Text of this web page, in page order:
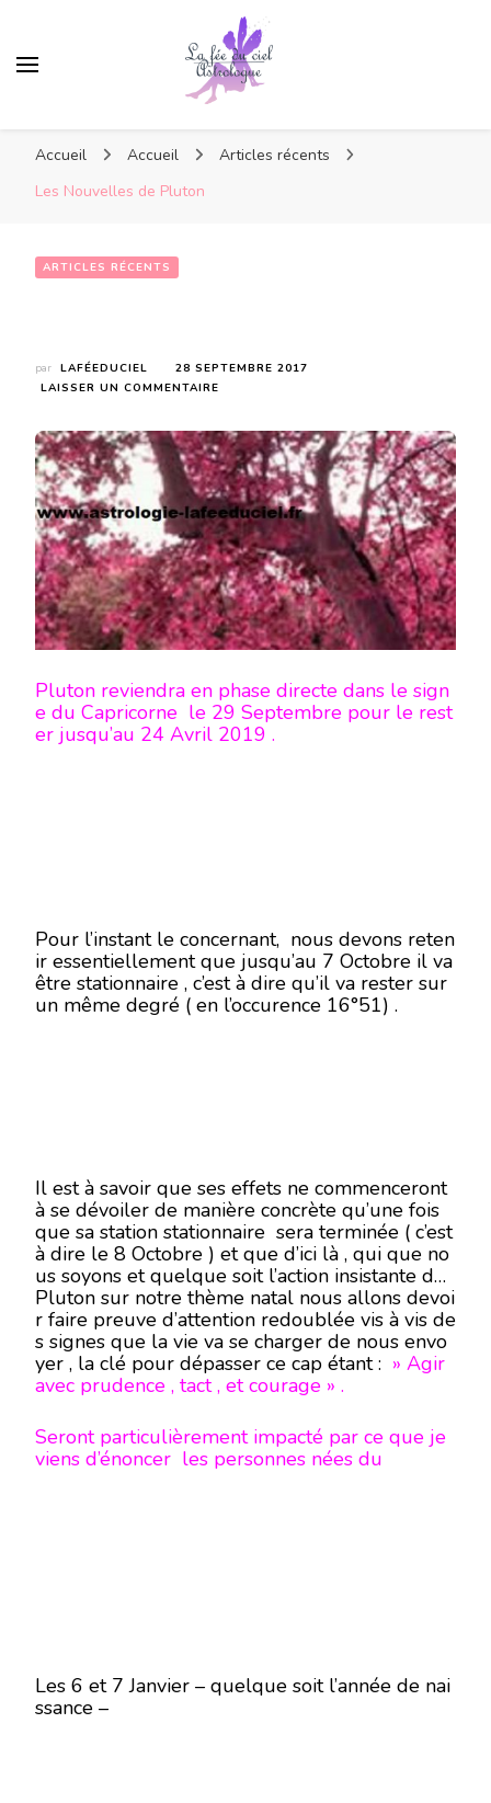
Accueil Accueil
Articles récents
Les Nouvelles de Pluton
ARTICLES RÉCENTS
par LAFÉEDUCIEL
28 SEPTEMBRE 2017
LAISSER UN COMMENTAIRE
DE
PLUTON
Pluton reviendra en phase directe dans le sign
e du Capricorne le 29 Septembre pour le rest
er jusqu’au 24 Avril 2019 .
Pour l’instant le concernant, nous devons reten
ir essentiellement que jusqu’au 7 Octobre il va
être stationnaire , c’est à dire qu’il va rester sur
un même degré ( en l’occurence 16°51) .
Il est à savoir que ses effets ne commenceront
à se dévoiler de manière concrète qu’une fois
que sa station stationnaire sera terminée ( c’est
à dire le 8 Octobre ) et que d’ici là , qui que no
us soyons et quelque soit l’action insistante de
Pluton sur notre thème natal nous allons devoi
r faire preuve d’attention redoublée vis à vis de
s signes que la vie va se charger de nous envo
yer , la clé pour dépasser ce cap étant : » Agir
avec prudence , tact , et courage » .
Seront particulièrement impacté par ce que je
viens d’énoncer les personnes nées du
Les 6 et 7 Janvier – quelque soit l’année de nai
ssance –